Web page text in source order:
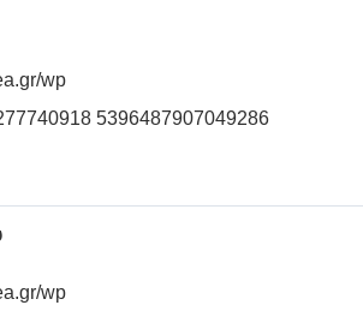
wp
5396487907049286
wp